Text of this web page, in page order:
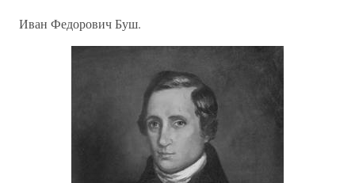
Иван Федорович Буш.